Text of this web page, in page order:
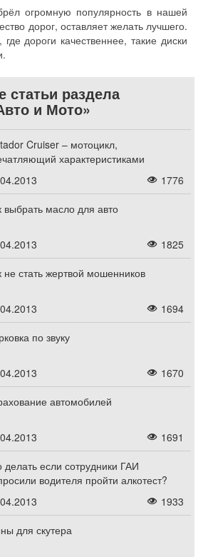
огромную популярность в нашей
дорог, оставляет желать лучшего.
дороги качественнее, такие диски
статьи раздела
и Мото»
Cruiser – мотоцикл,
характеристиками
1776
выбрать масло для авто
1825
не стать жертвой мошенников
1694
по звуку
1670
автомобилей
1691
делать если сотрудники ГАИ
водителя пройти алкотест?
1933
для скутера